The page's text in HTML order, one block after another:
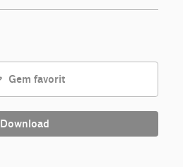
Gem favorit
Download